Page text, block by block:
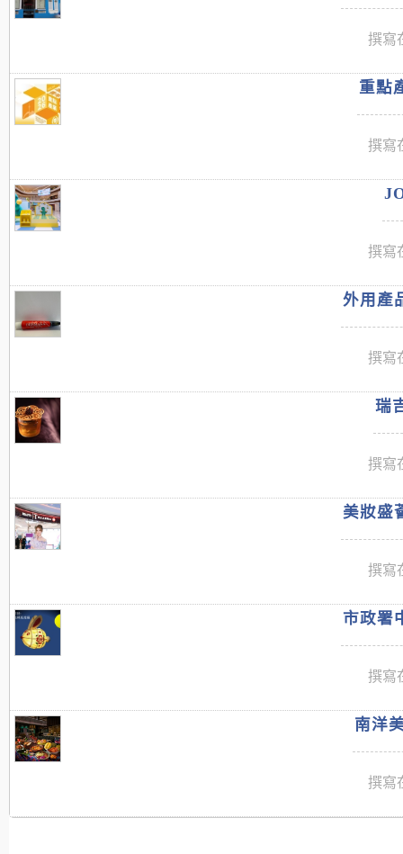
撰寫
重點
撰寫
撰寫
外用產
撰寫
瑞
撰寫
美妝盛
撰寫
市政署
撰寫
南洋
撰寫